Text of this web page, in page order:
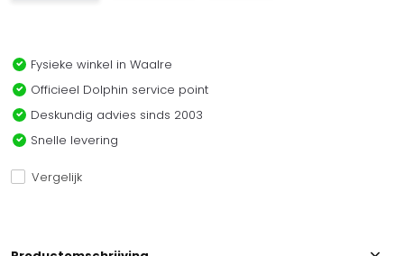
Fysieke winkel in Waalre
Officieel Dolphin service point
Deskundig advies sinds 2003
Snelle levering
Vergelijk